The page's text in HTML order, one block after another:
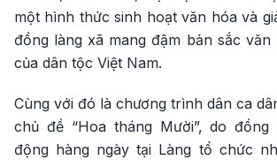
một hình thức sinh hoạt văn hóa và
đồng làng xã mang đậm bản sắc
của dân tộc Việt Nam.
Cùng với đó là chương trình dân ca
chủ đề “Hoa tháng Mười”, do
động hàng ngày tại Làng tổ chức